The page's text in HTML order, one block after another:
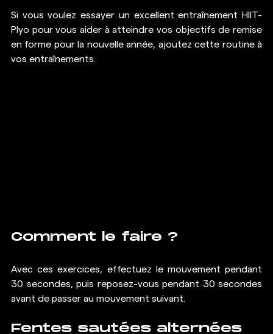
Si vous voulez essayer un excellent entraînement HIIT-
Plyo pour vous aider à atteindre vos objectifs de remise
en forme pour la nouvelle année, ajoutez cette routine à
vos entraînements.
Comment le faire ?
Avec ces exercices, effectuez le mouvement pendant
30 secondes, puis reposez-vous pendant 30 secondes
avant de passer au mouvement suivant.
Fentes sautées alternées